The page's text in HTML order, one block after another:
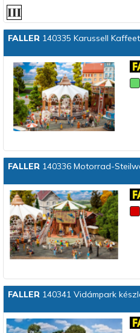
FALLER140335 Karussell
FALLER140336 Motorrad-
FALLER140341 Vidámpark